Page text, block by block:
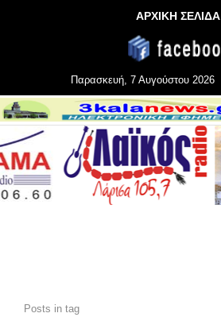
ΑΡΧΙΚΗ ΣΕΛΙΔΑ
Παρασκευή, 7 Αυγούστου 2026
Posts in tag